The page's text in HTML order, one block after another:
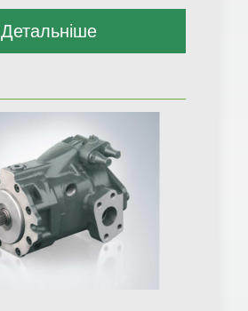
Детальніше